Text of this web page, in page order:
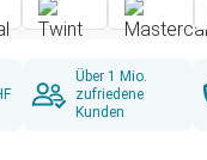
Über 1 Mio.
zufriedene
Kunden